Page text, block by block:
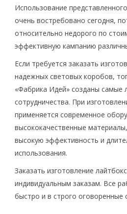
Использование
очень востребовано сегодня,
относительно недорого по
эффективную кампанию
Если требуется заказать
надежных световых коробов,
«Фабрика Идей» созданы самые
сотрудничества. При
применяется современное
высококачественные
высокую эффективность и
использования.
Заказать изготовление
индивидуальным заказам. Все
быстро и в строго оговоренные